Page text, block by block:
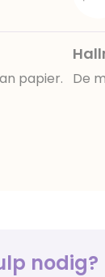
papier. De
nodig?